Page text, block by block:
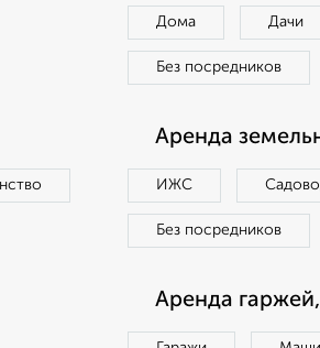
Дома Дачи
Без посредников
Аренда
ИЖС
Без посредников
Аренда